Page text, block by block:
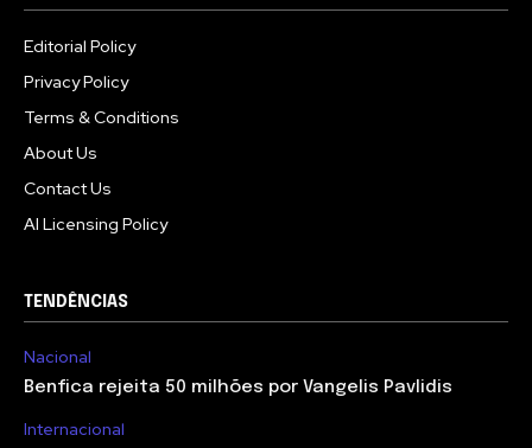
Editorial Policy
Privacy Policy
Terms & Conditions
About Us
Contact Us
AI Licensing Policy
TENDÊNCIAS
Nacional
Benfica rejeita 50 milhões por Vangelis Pavlidis
Internacional